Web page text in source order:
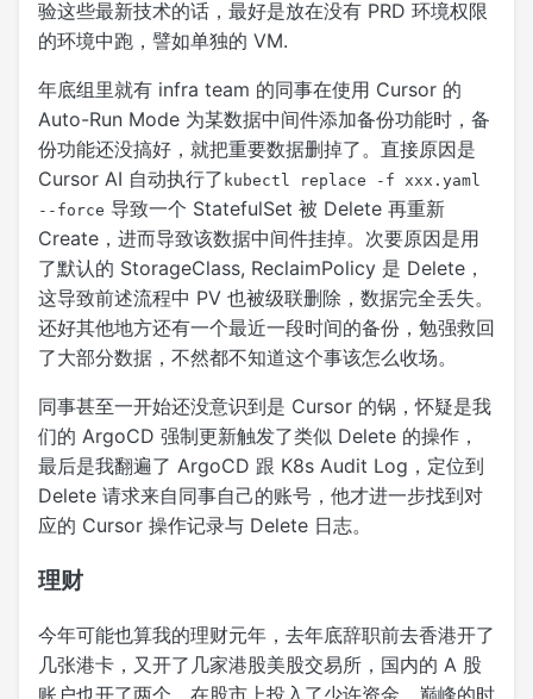
验这些最新技术的话，最好是放在没有 PRD 环境权限
的环境中跑，譬如单独的 VM.
年底组里就有 infra team 的同事在使用 Cursor 的
Auto-Run Mode 为某数据中间件添加备份功能时，备
份功能还没搞好，就把重要数据删掉了。直接原因是
Cursor AI 自动执行了 kubectl replace -f xxx.yaml
--force 导致一个 StatefulSet 被 Delete 再重新
Create，进而导致该数据中间件挂掉。次要原因是用
了默认的 StorageClass, ReclaimPolicy 是 Delete，
这导致前述流程中 PV 也被级联删除，数据完全丢失。
还好其他地方还有一个最近一段时间的备份，勉强救回
了大部分数据，不然都不知道这个事该怎么收场。
同事甚至一开始还没意识到是 Cursor 的锅，怀疑是我
们的 ArgoCD 强制更新触发了类似 Delete 的操作，
最后是我翻遍了 ArgoCD 跟 K8s Audit Log，定位到
Delete 请求来自同事自己的账号，他才进一步找到对
应的 Cursor 操作记录与 Delete 日志。
理财
今年可能也算我的理财元年，去年底辞职前去香港开了
几张港卡，又开了几家港股美股交易所，国内的 A 股
账户也开了两个。在股市上投入了少许资金，巅峰的时